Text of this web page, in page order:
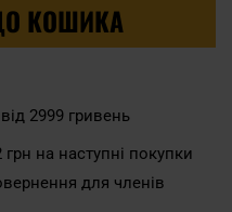
КОШИКА
2999 гривень
грн на наступні покупки
для членів